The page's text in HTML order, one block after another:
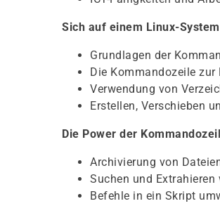
Sich auf einem Linux-
Grundlagen der
Die Kommandozeile zur
Verwendung von
Erstellen, Verschieben
Die Power der
Archivierung von
Suchen und
Befehle in ein Skript